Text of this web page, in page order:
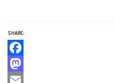
SHARE:
Facebook
Mastodon